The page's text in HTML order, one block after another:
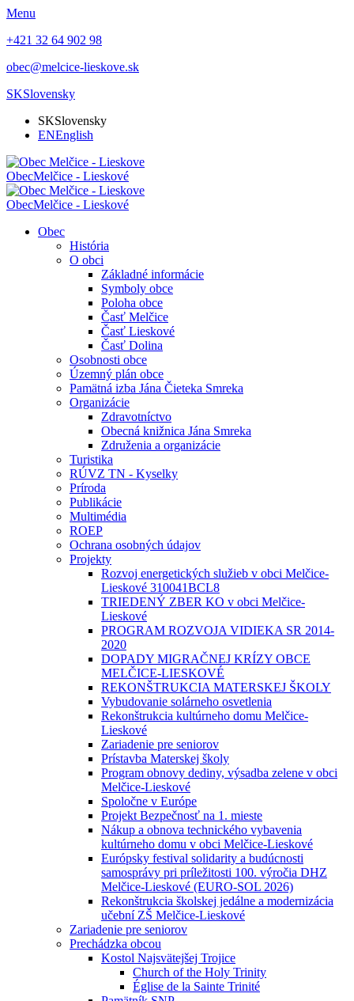
Menu
+421 32 64 902 98
obec@melcice-lieskove.sk
SKSlovensky
SKSlovensky
ENEnglish
ObecMelčice - Lieskové
ObecMelčice - Lieskové
Obec
História
O obci
Základné informácie
Symboly obce
Poloha obce
Časť Melčice
Časť Lieskové
Časť Dolina
Osobnosti obce
Územný plán obce
Pamätná izba Jána Čieteka Smreka
Organizácie
Zdravotníctvo
Obecná knižnica Jána Smreka
Združenia a organizácie
Turistika
RÚVZ TN - Kyselky
Príroda
Publikácie
Multimédia
ROEP
Ochrana osobných údajov
Projekty
Rozvoj energetických služieb v obci Melčice-
Lieskové 310041BCL8
TRIEDENÝ ZBER KO v obci Melčice-
Lieskové
PROGRAM ROZVOJA VIDIEKA SR 2014-
2020
DOPADY MIGRAČNEJ KRÍZY OBCE
MELČICE-LIESKOVÉ
REKONŠTRUKCIA MATERSKEJ ŠKOLY
Vybudovanie solárneho osvetlenia
Rekonštrukcia kultúrneho domu Melčice-
Lieskové
Zariadenie pre seniorov
Prístavba Materskej školy
Program obnovy dediny, výsadba zelene v obci
Melčice-Lieskové
Spoločne v Európe
Projekt Bezpečnosť na 1. mieste
Nákup a obnova technického vybavenia
kultúrneho domu v obci Melčice-Lieskové
Európsky festival solidarity a budúcnosti
samosprávy pri príležitosti 100. výročia DHZ
Melčice-Lieskové (EURO-SOL 2026)
Rekonštrukcia školskej jedálne a modernizácia
učební ZŠ Melčice-Lieskové
Zariadenie pre seniorov
Prechádzka obcou
Kostol Najsvätejšej Trojice
Church of the Holy Trinity
Église de la Sainte Trinité